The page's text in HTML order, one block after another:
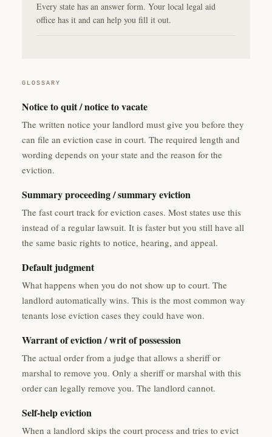
Every state has an answer form. Your local legal aid
office has it and can help you fill it out.
GLOSSARY
Notice to quit / notice to vacate
The written notice your landlord must give you before they
can file an eviction case in court. The required length and
wording depends on your state and the reason for the
eviction.
Summary proceeding / summary eviction
The fast court track for eviction cases. Most states use this
instead of a regular lawsuit. It is faster but you still have all
the same basic rights to notice, hearing, and appeal.
Default judgment
What happens when you do not show up to court. The
landlord automatically wins. This is the most common way
tenants lose eviction cases they could have won.
Warrant of eviction / writ of possession
The actual order from a judge that allows a sheriff or
marshal to remove you. Only a sheriff or marshal with this
order can legally remove you. The landlord cannot.
Self-help eviction
When a landlord skips the court process and tries to evict